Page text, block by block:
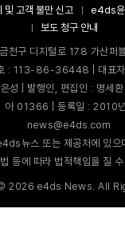
및 고객 불만 신고 e4ds윤
보도 청구 안내
천구 디지털로 178 가산퍼
: 113-86-36448 | 대표자
은성 | 발행인, 편집인 : 명
아 01366 | 등록일 : 2010
news@e4ds.com
뉴스 또는 제공처에 있으
등에 따라 법적책임을 질
©2026 e4ds News. All